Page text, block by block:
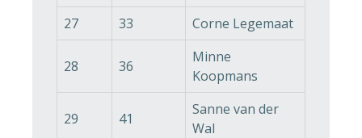
27
33 Corne Legemaat
28 36
Minne
Koopmans
29 41
Sanne van der
Wal